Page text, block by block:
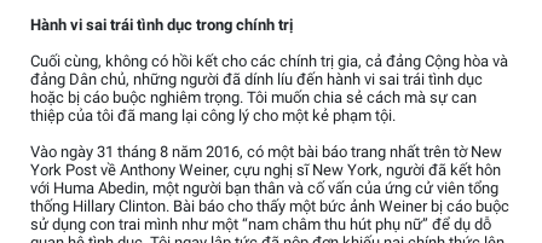
Hành vi sai trái tình dục trong chính trị
Cuối cùng, không có hồi kết cho các chính trị gia, cả đảng Cộng hòa và
đảng Dân chủ, những người đã dính líu đến hành vi sai trái tình dục
hoặc bị cáo buộc nghiêm trọng. Tôi muốn chia sẻ cách mà sự can
thiệp của tôi đã mang lại công lý cho một kẻ phạm tội.
Vào ngày 31 tháng 8 năm 2016, có một bài báo trang nhất trên tờ New
York Post về Anthony Weiner, cựu nghị sĩ New York, người đã kết hôn
với Huma Abedin, một người bạn thân và cố vấn của ứng cử viên tổng
thống Hillary Clinton. Bài báo cho thấy một bức ảnh Weiner bị cáo buộc
sử dụng con trai mình như một “nam châm thu hút phụ nữ” để dụ dỗ